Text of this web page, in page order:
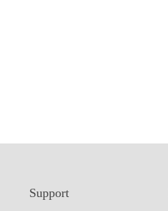
Support